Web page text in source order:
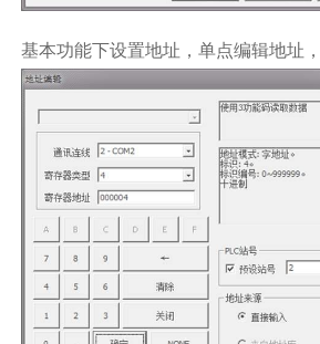
基本功能下设置地址，单点编辑地址，